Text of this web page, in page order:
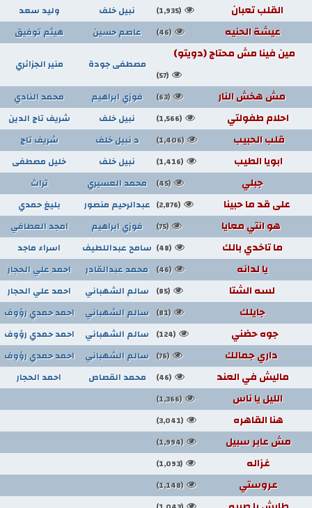
القلب تعبان (1,935) نبيل خلف وليد سعد
عيشة الحنيه (46) عاصم حسين هيثم توفيق
مين فينا مش محتاج (دويتو)
(57)
مصطفى جودة منير الجزائري
مش هخش النار (63) فوزي ابراهيم محمد النادي
احلام طفولتي (1,566) نبيل خلف شريف تاج الدين
قلب الحبيب (1,406) د نبيل خلف شريف تاج
ابويا الطيب (1,416) نبيل خلف خليل مصطفى
جبلي (45) محمد العسيري تراث
على قد ما حبينا (2,876) عبدالرحيم منصور بليغ حمدي
هو انتي معايا (75) فوزي ابراهيم امجد العطافي
ما تاخدي بالك (48) سامح عبداللطيف اسراء ماجد
يا لدانه (46) محمد عبدالقادر احمد علي الحجار
لسه الشتا (85) سالم الشهباني احمد علي الحجار
جايلك (81) سالم الشهباني احمد حمدي رؤوف
جوه حضني (124) سالم الشهباني احمد حمدي رؤوف
داري جمالك (76) سالم الشهباني احمد حمدي رؤوف
ماليش في العند (46) محمد القصاص احمد الحجار
الليل يا ناس (1,366)
هنا القاهره (3,041)
مش عابر سبيل (1,994)
غزاله (1,093)
عروستي (1,148)